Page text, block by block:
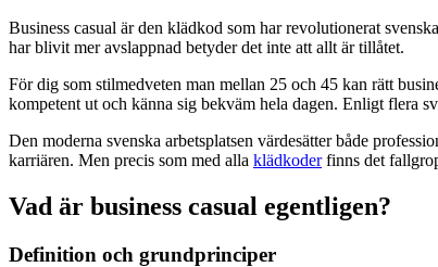
Business casual är den klädkod som har revolutionerat
har blivit mer avslappnad betyder det inte att allt är tillåtet.
För dig som stilmedveten man mellan 25 och 45 kan rätt
kompetent ut och känna sig bekväm hela dagen. Enligt flera
Den moderna svenska arbetsplatsen värdesätter både
karriären. Men precis som med alla klädkoderfinns det
Vad är business casual egentligen?
Definition och grundprinciper